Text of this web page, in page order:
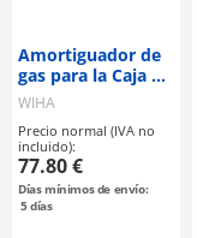
Amortiguador de
gas para la Caja de
Herramientas XXL
III
WIHA
Precio normal (IVA no
incluido):
77.80 €
Días mínimos de envío:
5días